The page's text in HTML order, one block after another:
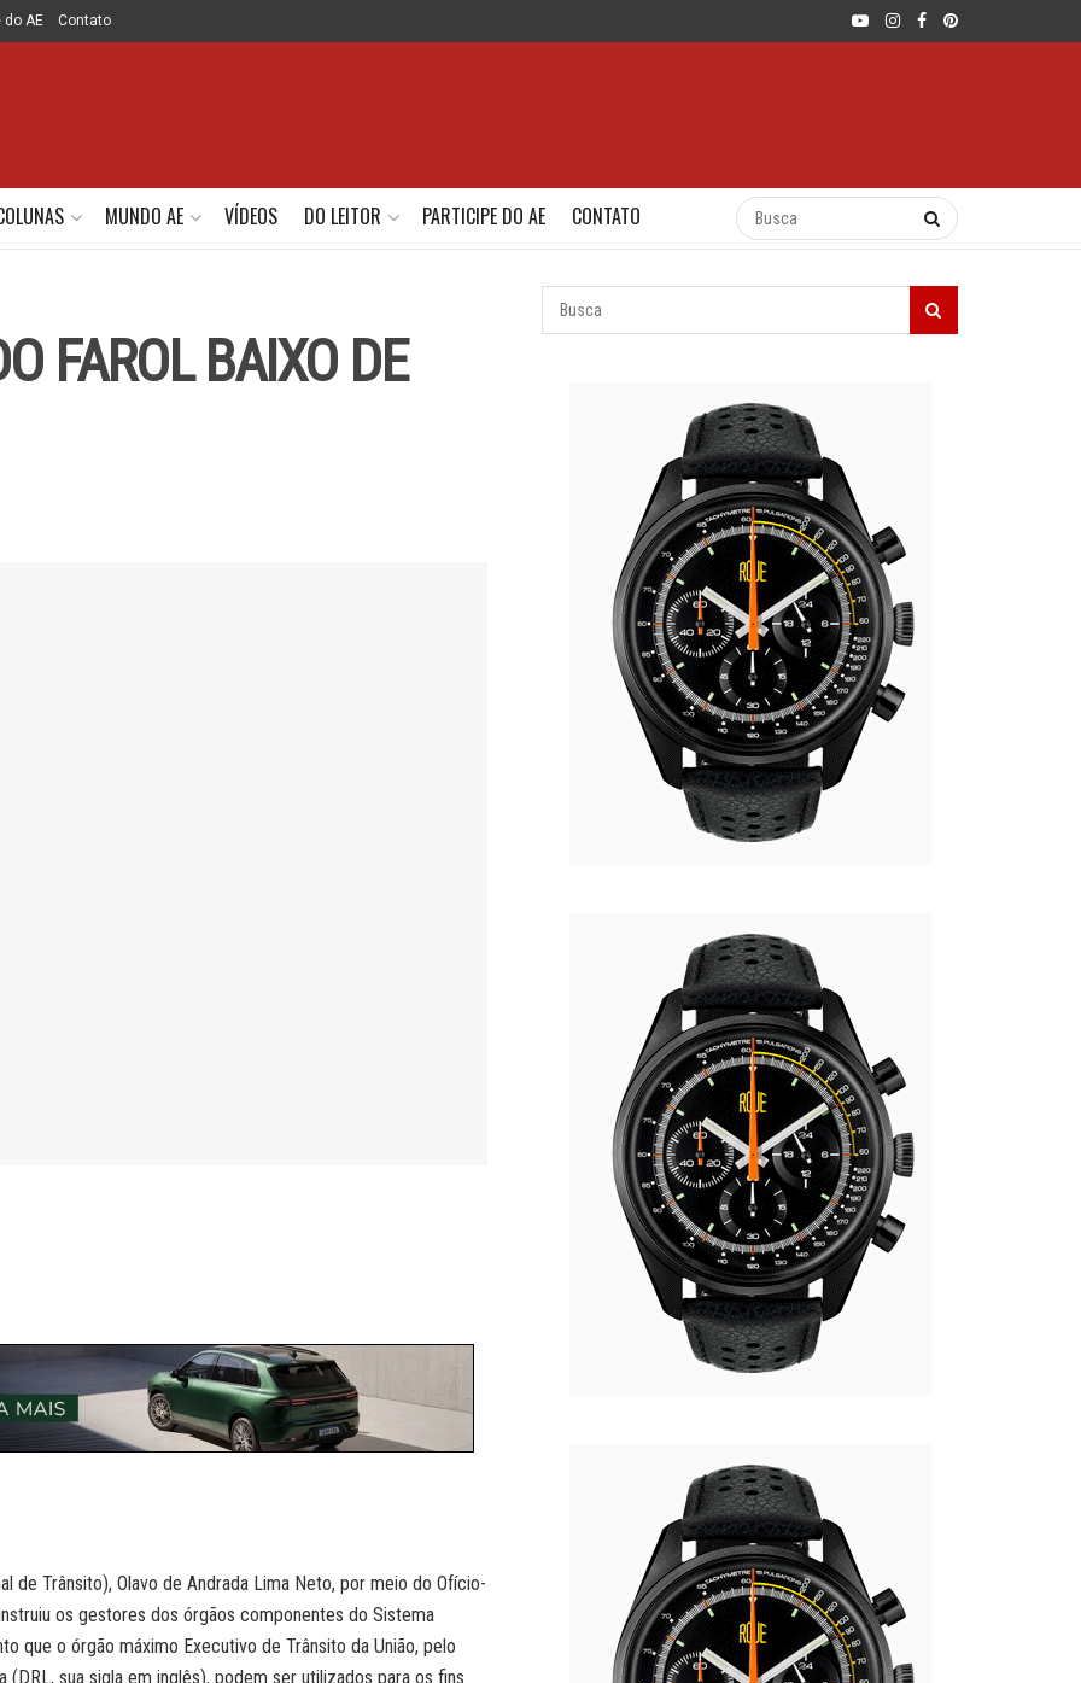
do AE Contato
MUNDO AE VÍDEOS DO LEITOR PARTICIPE DO AE CONTATO
FAROL BAIXO DE
de Trânsito), Olavo de Andrada Lima Neto, por meio do Ofício-
os gestores dos órgãos componentes do Sistema
que o órgão máximo Executivo de Trânsito da União, pelo
sua sigla em inglês), podem ser utilizados para os fins